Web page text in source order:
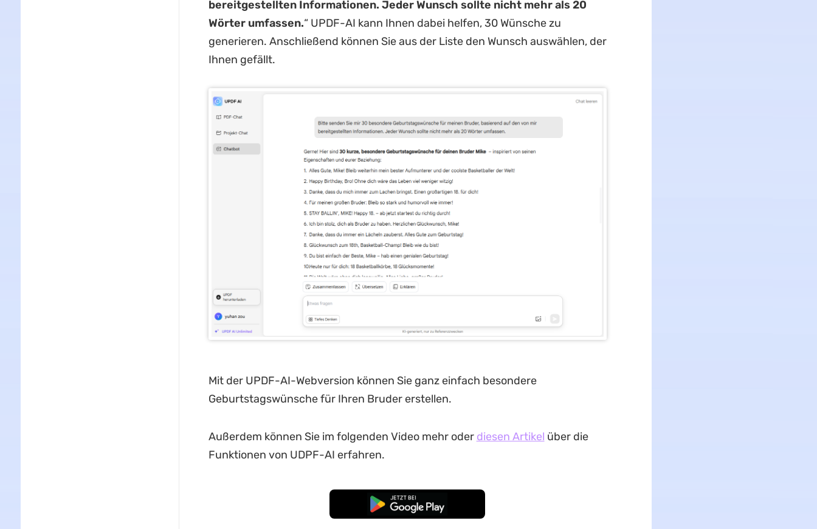
bereitgestellten Informationen. Jeder Wunsch sollte nicht mehr als 20
Wörter umfassen.“ UPDF-AI kann Ihnen dabei helfen, 30 Wünsche zu
generieren. Anschließend können Sie aus der Liste den Wunsch auswählen, der
Ihnen gefällt.
Mit der UPDF-AI-Webversion können Sie ganz einfach besondere
Geburtstagswünsche für Ihren Bruder erstellen.
Außerdem können Sie im folgenden Video mehr oder diesen Artikel über die
Funktionen von UDPF-AI erfahren.
Kostenloser Download